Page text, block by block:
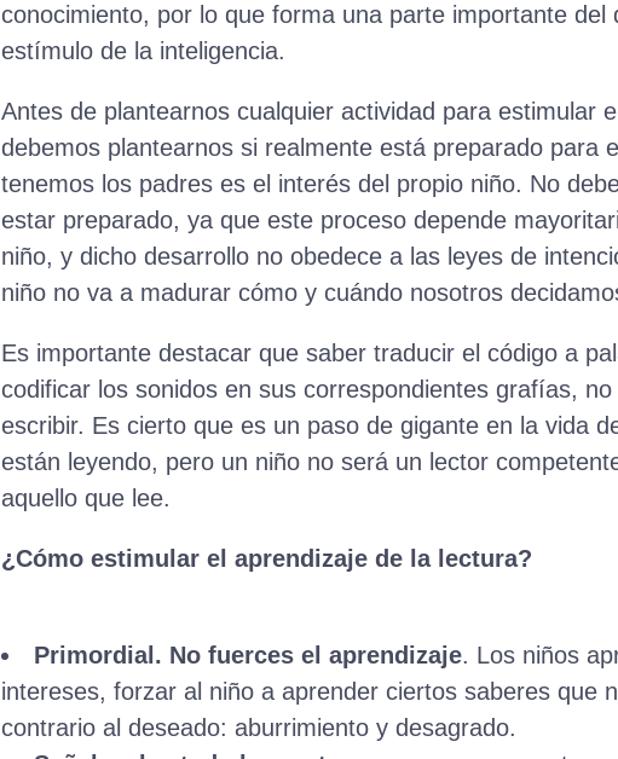
conocimiento, por lo que forma una parte importante del
estímulo de la inteligencia.
Antes de plantearnos cualquier actividad para estimular
debemos plantearnos si realmente está preparado para
tenemos los padres es el interés del propio niño. No
estar preparado, ya que este proceso depende
niño, y dicho desarrollo no obedece a las leyes de
niño no va a madurar cómo y cuándo nosotros
Es importante destacar que saber traducir el código a
codificar los sonidos en sus correspondientes grafías,
escribir. Es cierto que es un paso de gigante en la vida
están leyendo, pero un niño no será un lector
aquello que lee.
¿Cómo estimular el aprendizaje de la lectura?
Primordial. No fuerces el aprendizaje. Los niños
intereses, forzar al niño a aprender ciertos saberes que
contrario al deseado: aburrimiento y desagrado.